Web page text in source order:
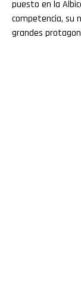
puesto en la
competencia, su
grandes